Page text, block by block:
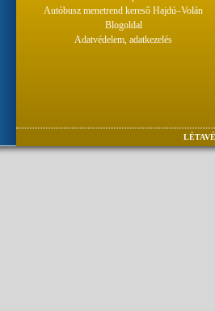
Autóbusz menetrend kereső Hajdú–Volán
Blogoldal
Adatvédelem, adatkezelés